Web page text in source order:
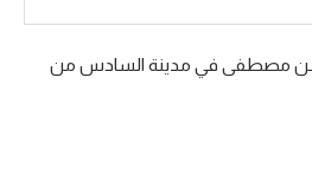
حسن مصطفى في مدينة السادس من